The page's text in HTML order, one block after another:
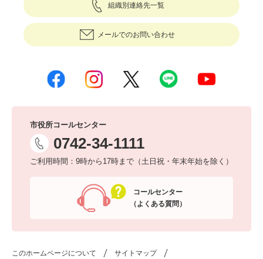
組織別連絡先一覧
メールでのお問い合わせ
市役所コールセンター
0742-34-1111
ご利用時間：9時から17時まで（土日祝・年末年始を除く）
コールセンター
（よくある質問）
このホームページについて サイトマップ